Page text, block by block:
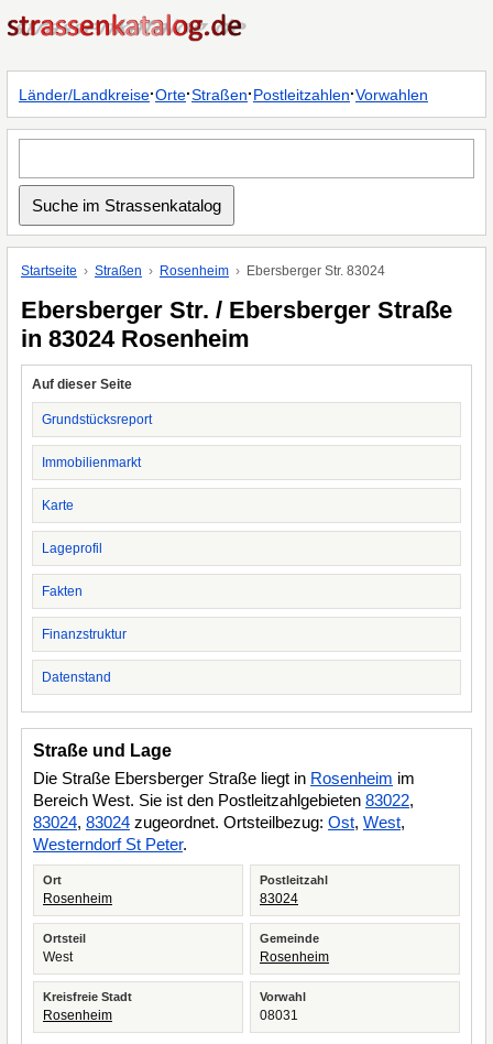
Länder/Landkreise·Orte·Straßen·Postleitzahlen·Vorwahlen
Startseite Straßen Rosenheim Ebersberger Str. 83024
Ebersberger Str. / Ebersberger Straße
in 83024 Rosenheim
Auf dieser Seite
Grundstücksreport
Immobilienmarkt
Karte
Lageprofil
Fakten
Finanzstruktur
Datenstand
Straße und Lage
Die Straße Ebersberger Straße liegt in Rosenheim im
Bereich West. Sie ist den Postleitzahlgebieten 83022,
83024, 83024 zugeordnet. Ortsteilbezug: Ost, West,
Westerndorf St Peter.
Ort
Rosenheim
Postleitzahl
83024
Ortsteil
West
Gemeinde
Rosenheim
Kreisfreie Stadt
Rosenheim
Vorwahl
08031